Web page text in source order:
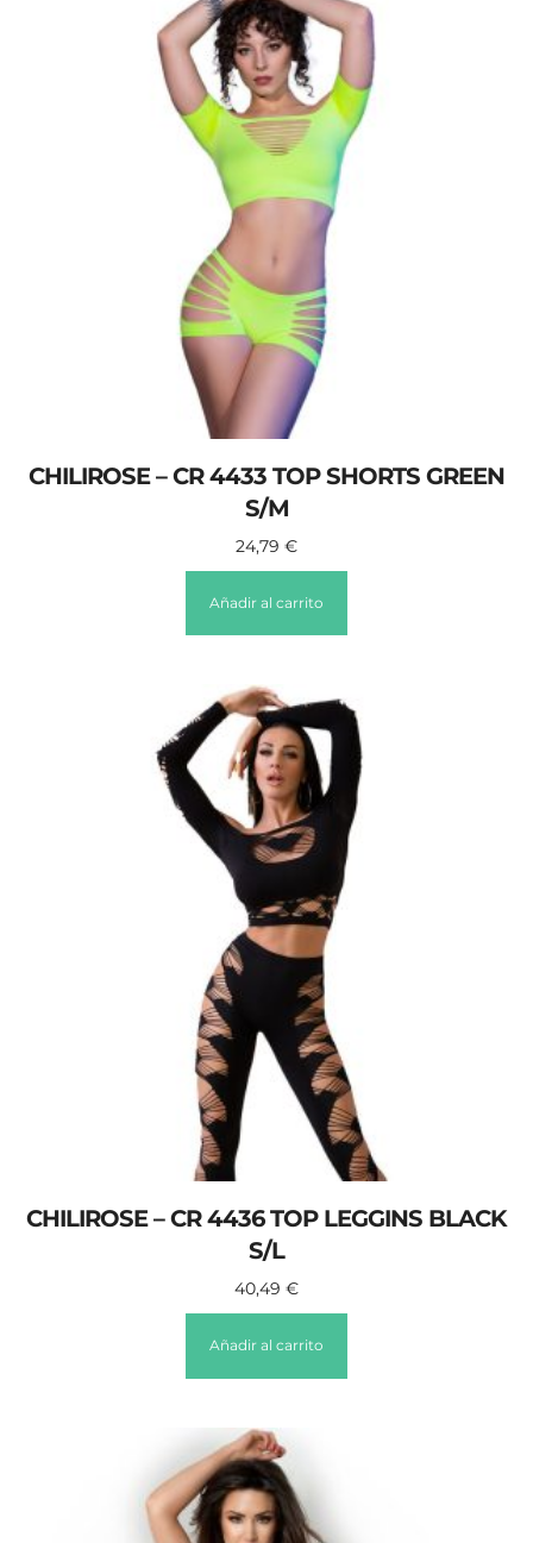
CHILIROSE – CR 4433 TOP SHORTS GREEN
S/M
24,79 €
Añadir al carrito
CHILIROSE – CR 4436 TOP LEGGINS BLACK
S/L
40,49 €
Añadir al carrito